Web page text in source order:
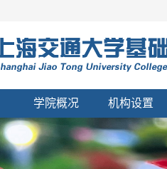
学院概况 机构设置